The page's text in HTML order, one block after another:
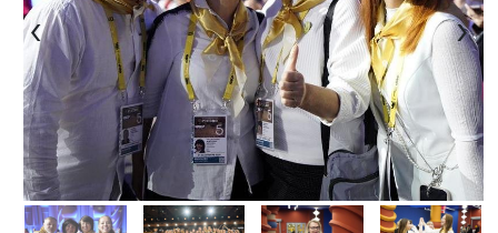
‹ ›